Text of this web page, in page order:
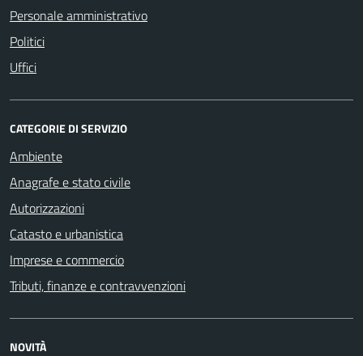
Personale amministrativo
Politici
Uffici
CATEGORIE DI SERVIZIO
Ambiente
Anagrafe e stato civile
Autorizzazioni
Catasto e urbanistica
Imprese e commercio
Tributi, finanze e contravvenzioni
NOVITÀ